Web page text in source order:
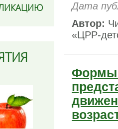
Дата
Автор:
«ЦРР-
Формы